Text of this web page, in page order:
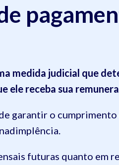
medida judicial que
ele receba sua
garantir o
futuras quanto em